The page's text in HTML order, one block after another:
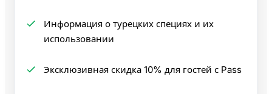
Информация о турецких специях и их
использовании
Эксклюзивная скидка 10% для гостей с Pass